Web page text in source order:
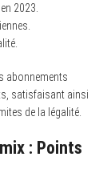
2023.
abonnements
satisfaisant ainsi
de la légalité.
: Points